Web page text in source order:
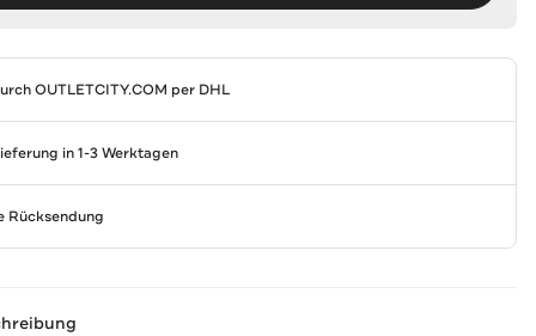
OUTLETCITY.COM per DHL
in 1-3 Werktagen
Rücksendung